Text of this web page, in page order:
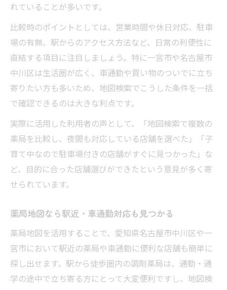
れていることが多いです。
比較時のポイントとしては、営業時間や休日対応、駐車
場の有無、駅からのアクセス方法など、日常の利便性に
直結する項目に注目しましょう。特に一宮市や名古屋市
中川区は生活圏が広く、車通勤や買い物のついでに立ち
寄りたい方も多いため、地図検索でこうした条件を一括
で確認できるのは大きな利点です。
実際に活用した利用者の声として、「地図検索で複数の
薬局を比較し、夜間も対応している店舗を選べた」「子
育て中なので駐車場付きの店舗がすぐに見つかった」な
ど、目的に合った店舗選びができたという意見が多く寄
せられています。
薬局地図なら駅近・車通勤対応も見つかる
薬局地図を活用することで、愛知県名古屋市中川区や一
宮市において駅近の薬局や車通勤に便利な店舗も簡単に
探し出せます。駅から徒歩圏内の調剤薬局は、通勤・通
学の途中で立ち寄る方にとって大変便利ですし、地図検